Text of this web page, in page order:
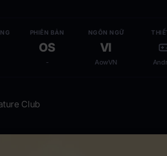
PHIÊN BẢN
OS
-
NGÔN NGỮ
VI
AowVN
Club